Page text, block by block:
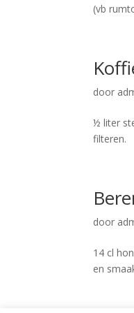
(vb
door
½ liter
filteren.
door
14 cl
en